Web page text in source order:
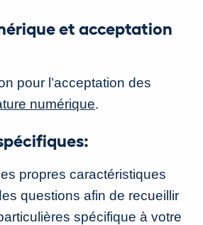
et acceptation
pour l’acceptation des
numérique.
propres caractéristiques
questions afin de recueillir
spécifique à votre